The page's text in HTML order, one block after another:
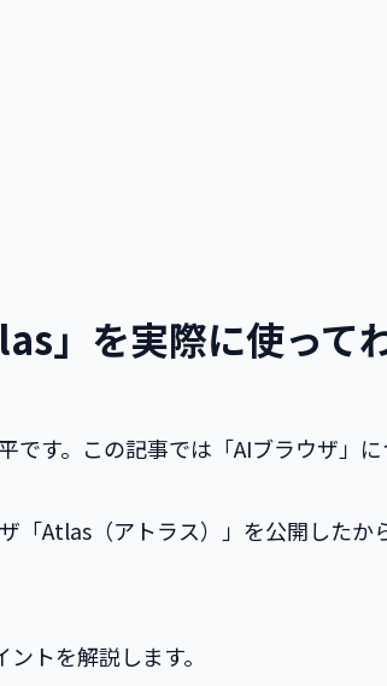
」を実際に使って
す。この記事では「AIブラウザ」に
「Atlas（アトラス）」を公開したか
トを解説します。